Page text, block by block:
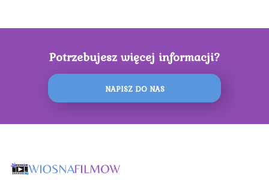
Potrzebujesz więcej informacji?
NAPISZ DO NAS